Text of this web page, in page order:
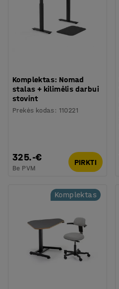
Komplektas: Nomad
stalas + kilimėlis darbui
stovint
Prekės kodas : 110221
325.-€
Be PVM
PIRKTI
Komplektas